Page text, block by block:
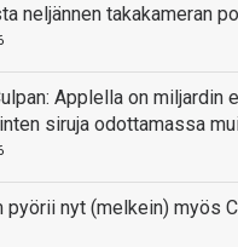
neljännen takakameran
Applella on miljardin
siruja odottamassa
pyörii nyt (melkein) myös